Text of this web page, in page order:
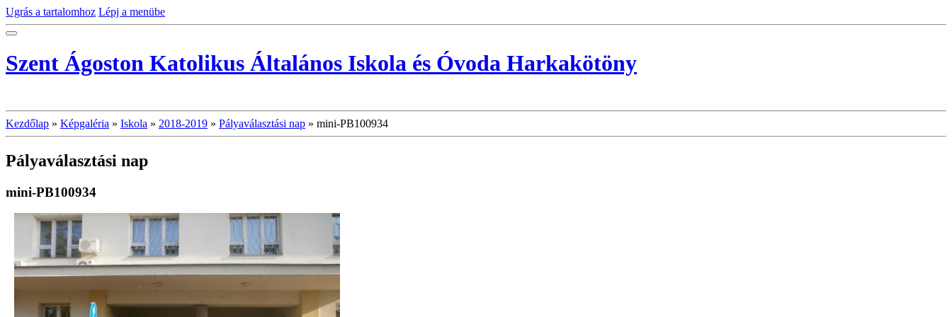
Ugrás a tartalomhoz Lépj a menübe
Szent Ágoston Katolikus Általános Iskola és Óvoda Harkakötöny
Kezdőlap » Képgaléria » Iskola » 2018-2019 » Pályaválasztási nap » mini-PB100934
Pályaválasztási nap
mini-PB100934